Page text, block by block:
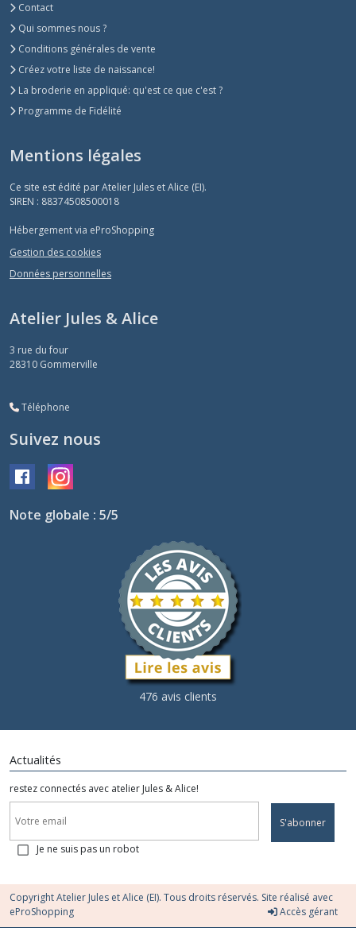
Contact
Qui sommes nous ?
Conditions générales de vente
Créez votre liste de naissance!
La broderie en appliqué: qu'est ce que c'est ?
Programme de Fidélité
Mentions légales
Ce site est édité par Atelier Jules et Alice (EI).
SIREN : 88374508500018
Hébergement via eProShopping
Gestion des cookies
Données personnelles
Atelier Jules & Alice
3 rue du four
28310 Gommerville
Téléphone
Suivez nous
Note globale : 5/5
476 avis clients
Actualités
restez connectés avec atelier Jules & Alice!
S'abonner
Je ne suis pas un robot
Copyright Atelier Jules et Alice (EI). Tous droits réservés. Site réalisé avec
eProShopping
Accès gérant